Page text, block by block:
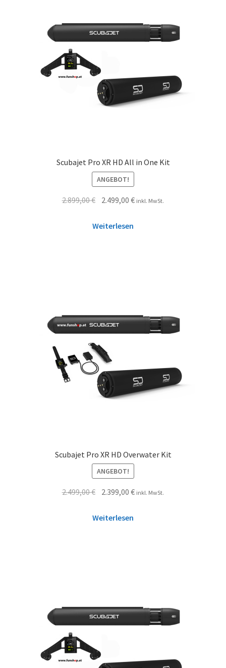
Scubajet Pro XR HD All in One Kit
ANGEBOT!
2.899,00€ 2.499,00€ inkl. MwSt.
Weiterlesen
Scubajet Pro XR HD Overwater Kit
ANGEBOT!
2.499,00€ 2.399,00€ inkl. MwSt.
Weiterlesen